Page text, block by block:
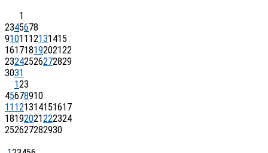
1
2345678
91011 12131415
16171819202122
23242526272829
3031
123
45678910
11 121314151617
18192021222324
252627282930